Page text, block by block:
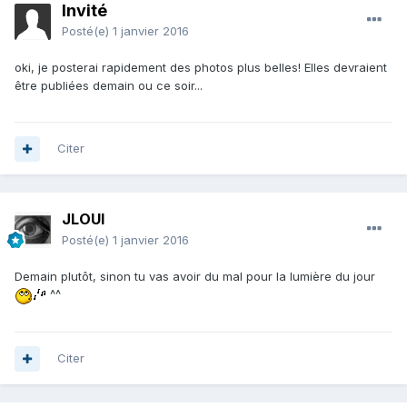
Invité
Posté(e) 1 janvier 2016
oki, je posterai rapidement des photos plus belles! Elles devraient
être publiées demain ou ce soir...
Citer
JLOUI
Posté(e) 1 janvier 2016
Demain plutôt, sinon tu vas avoir du mal pour la lumière du jour
^^
Citer